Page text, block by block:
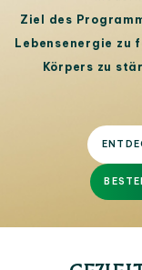
Ziel des
Lebensenergie
Körpers zu